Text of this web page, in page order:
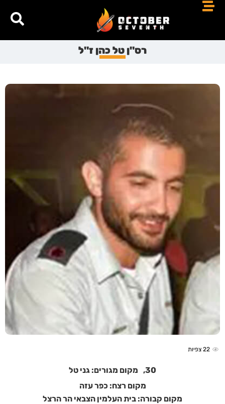
רס"ן טל כהן ז"ל
22 צפיות
30,
מקום מגורים: גני טל
מקום רצח: כפר עזה
מקום קבורה: בית העלמין הצבאי הר הרצל